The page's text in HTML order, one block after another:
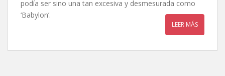
podía ser sino una tan excesiva y desmesurada como
‘Babylon’.
LEER MÁS